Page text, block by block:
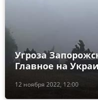
12 ноября 2022, 12:00
Угроза
Главное на